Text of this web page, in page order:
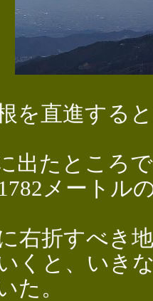
を直進する
出たところ
メートル
右折すべき
くと、いき
た。